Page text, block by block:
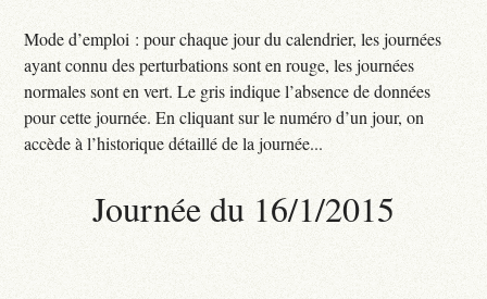
Mode d’emploi : pour chaque jour du calendrier, les journées
ayant connu des perturbations sont en rouge, les journées
normales sont en vert. Le gris indique l’absence de données
pour cette journée. En cliquant sur le numéro d’un jour, on
accède à l’historique détaillé de la journée...
Journée du 16/1/2015